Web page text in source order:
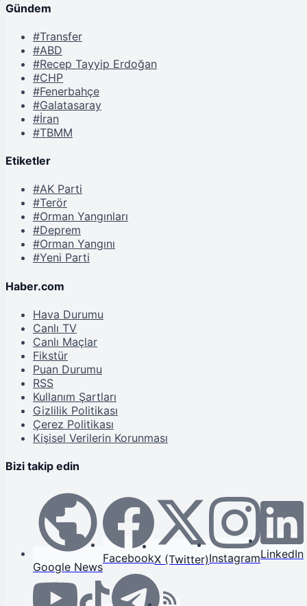
Gündem
#Transfer
#ABD
#Recep Tayyip Erdoğan
#CHP
#Fenerbahçe
#Galatasaray
#İran
#TBMM
Etiketler
#AK Parti
#Terör
#Orman Yangınları
#Deprem
#Orman Yangını
#Yeni Parti
Haber.com
Hava Durumu
Canlı TV
Canlı Maçlar
Fikstür
Puan Durumu
RSS
Kullanım Şartları
Gizlilik Politikası
Çerez Politikası
Kişisel Verilerin Korunması
Bizi takip edin
Google News
FacebookX (Twitter)InstagramLinkedIn